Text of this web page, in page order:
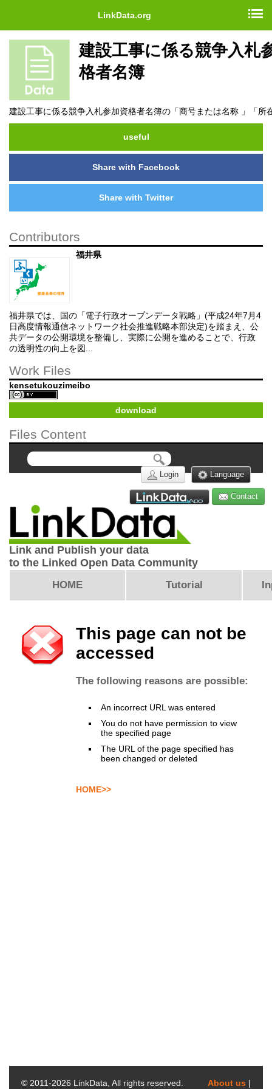
LinkData.org
建設工事に係る競争入札
格者名簿
建設工事に係る競争入札参加資格者名簿の「商号または名称 」「所
useful
Share with Facebook
Share with Twitter
Contributors
福井県
福井県では、国の「電子行政オープンデータ戦略」(平成24年7月4
日高度情報通信ネットワーク社会推進戦略本部決定)を踏まえ、公
共データの公開環境を整備し、実際に公開を進めることで、行政
の透明性の向上を図...
Work Files
kensetukouzimeibo
download
Files Content
Language
Login
Contact
Link and Publish your data
to the Linked Open Data Community
HOME Tutorial
This page can not be
accessed
The following reasons are possible:
An incorrect URL was entered
You do not have permission to view
the specified page
The URL of the page specified has
been changed or deleted
HOME>>
© 2011-2026 LinkData, All rights reserved. About us |